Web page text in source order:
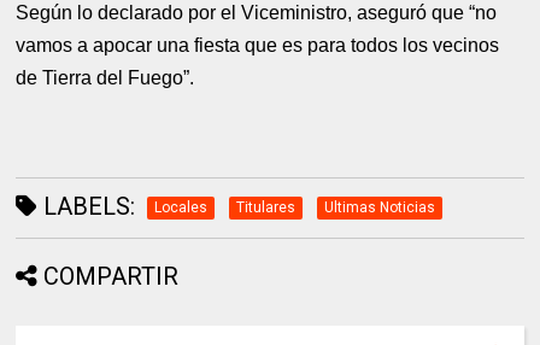
Según lo declarado por el Viceministro, aseguró que “no
vamos a apocar una fiesta que es para todos los vecinos
de Tierra del Fuego”.
LABELS: Locales Titulares Ultimas Noticias
COMPARTIR